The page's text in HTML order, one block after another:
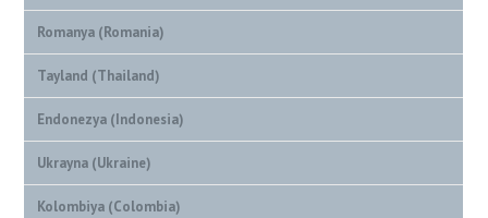
Romanya (Romania)
Tayland (Thailand)
Endonezya (Indonesia)
Ukrayna (Ukraine)
Kolombiya (Colombia)